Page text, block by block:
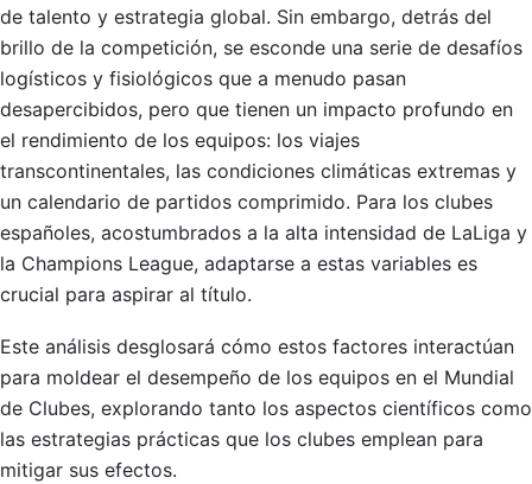
de talento y estrategia global. Sin embargo, detrás del
brillo de la competición, se esconde una serie de desafíos
logísticos y fisiológicos que a menudo pasan
desapercibidos, pero que tienen un impacto profundo en
el rendimiento de los equipos: los viajes
transcontinentales, las condiciones climáticas extremas y
un calendario de partidos comprimido. Para los clubes
españoles, acostumbrados a la alta intensidad de LaLiga y
la Champions League, adaptarse a estas variables es
crucial para aspirar al título.
Este análisis desglosará cómo estos factores interactúan
para moldear el desempeño de los equipos en el Mundial
de Clubes, explorando tanto los aspectos científicos como
las estrategias prácticas que los clubes emplean para
mitigar sus efectos.